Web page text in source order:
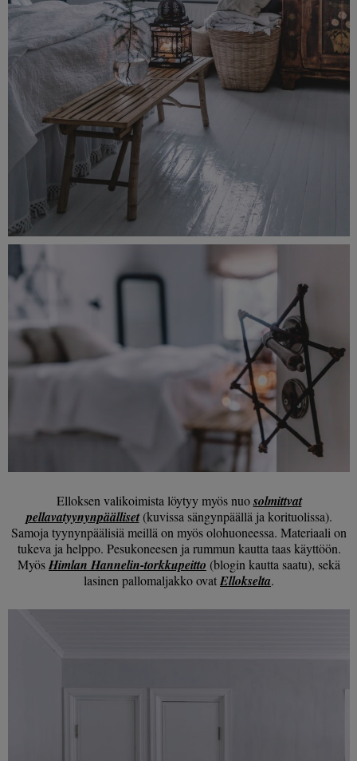
Elloksen valikoimista löytyy myös nuosolmittvat
pellavatyynynpäälliset(kuvissa sängynpäällä ja korituolissa).
Samoja tyynynpäälisiä meillä on myös olohuoneessa. Materiaali on
tukeva ja helppo. Pesukoneesen ja rummun kautta taas käyttöön.
MyösHimlan Hannelin-torkkupeitto (blogin kautta saatu), sekä
lasinen pallomaljakko ovatEllokselta.